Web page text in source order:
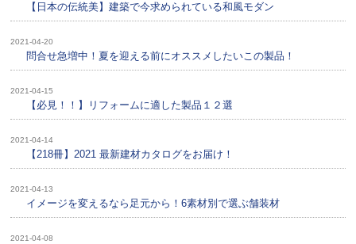
【日本の伝統美】建築で今求められている和風モダン
2021-04-20
問合せ急増中！夏を迎える前にオススメしたいこの製品！
2021-04-15
【必見！！】リフォームに適した製品１２選
2021-04-14
【218冊】2021 最新建材カタログをお届け！
2021-04-13
イメージを変えるなら足元から！6素材別で選ぶ舗装材
2021-04-08